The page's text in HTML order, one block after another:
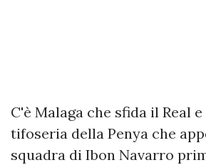
C'è Malaga che sfida il Real
tifoseria della Penya che
squadra di Ibon Navarro